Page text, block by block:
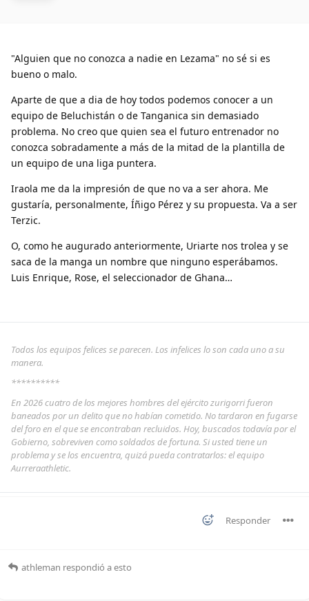
"Alguien que no conozca a nadie en Lezama" no sé si es
bueno o malo.
Aparte de que a dia de hoy todos podemos conocer a un
equipo de Beluchistán o de Tanganica sin demasiado
problema. No creo que quien sea el futuro entrenador no
conozca sobradamente a más de la mitad de la plantilla de
un equipo de una liga puntera.
Iraola me da la impresión de que no va a ser ahora. Me
gustaría, personalmente, Íñigo Pérez y su propuesta. Va a ser
Terzic.
O, como he augurado anteriormente, Uriarte nos trolea y se
saca de la manga un nombre que ninguno esperábamos.
Luis Enrique, Rose, el seleccionador de Ghana…
Todos los equipos felices se parecen. Los infelices lo son cada uno a su
manera.
**********
En 2026 cuatro de los mejores hombres del ejército zurigorri fueron
baneados por un delito que no habían cometido. No tardaron en fugarse
del foro en el que se encontraban recluidos. Hoy, buscados todavía por el
Gobierno, sobreviven como soldados de fortuna. Si usted tiene un
problema y se los encuentra, quizá pueda contratarlos: el equipo
Aurreraathletic.
Responder
athleman respondió a esto